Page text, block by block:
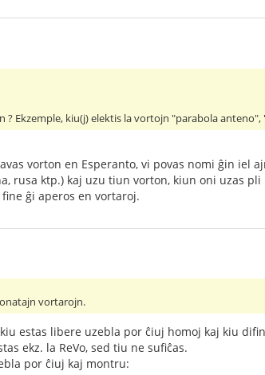
? Ekzemple, kiu(j) elektis la vortojn "parabola
vorton en Esperanto, vi povas nomi ĝin iel
rusa ktp.) kaj uzu tiun vorton, kiun oni uzas pli
ĝi aperos en vortaroj.
vortarojn.
estas libere uzebla por ĉiuj homoj kaj kiu
ekz. la ReVo, sed tiu ne sufiĉas.
por ĉiuj kaj montru: